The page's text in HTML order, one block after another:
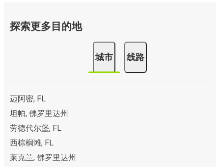
探索更多目的地
城市 线路
迈阿密, FL
坦帕, 佛罗里达州
劳德代尔堡, FL
西棕榈滩, FL
莱克兰, 佛罗里达州